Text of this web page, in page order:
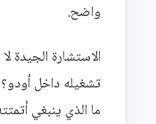
واضح.
الاستشارة الجيدة
تشغيله داخل
ما الذي ينبغي